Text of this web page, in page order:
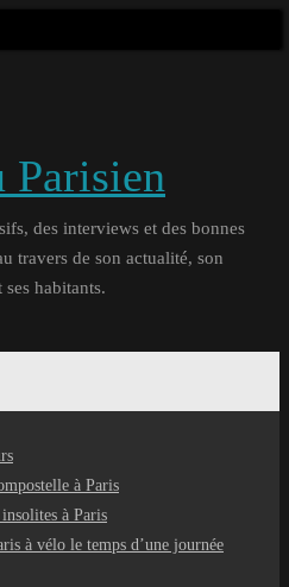
Parisien
des interviews et des bonnes
travers de son actualité, son
habitants.
à Paris
à Paris
à vélo le temps d’une journée